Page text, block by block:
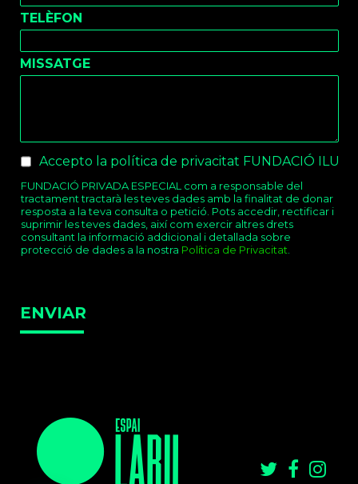
TELÈFON
MISSATGE
Checkboxes *
Accepto la política de privacitat FUNDACIÓ
FUNDACIÓ PRIVADA ESPECIAL com a responsable del
tractament tractarà les teves dades amb la finalitat de donar
resposta a la teva consulta o petició. Pots accedir, rectificar i
suprimir les teves dades, així com exercir altres drets
consultant la informació addicional i detallada sobre
protecció de dades a la nostra Política de Privacitat
ENVIAR